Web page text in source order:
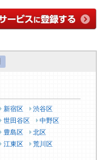
新宿区
渋谷区
世田谷区
中野区
豊島区
北区
江東区
荒川区